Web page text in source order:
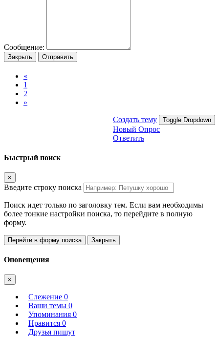
Сообщение:
Закрыть Отправить
«
1
2
»
Создать тему Toggle Dropdown
Новый Опрос
Ответить
Быстрый поиск
×
Введите строку поиска
Поиск идет только по заголовку тем. Если вам необходимы
более тонкие настройки поиска, то перейдите в полную
форму.
Перейти в форму поиска Закрыть
Оповещения
×
Слежение 0
Ваши темы 0
Упоминания 0
Нравится 0
Друзья пишут